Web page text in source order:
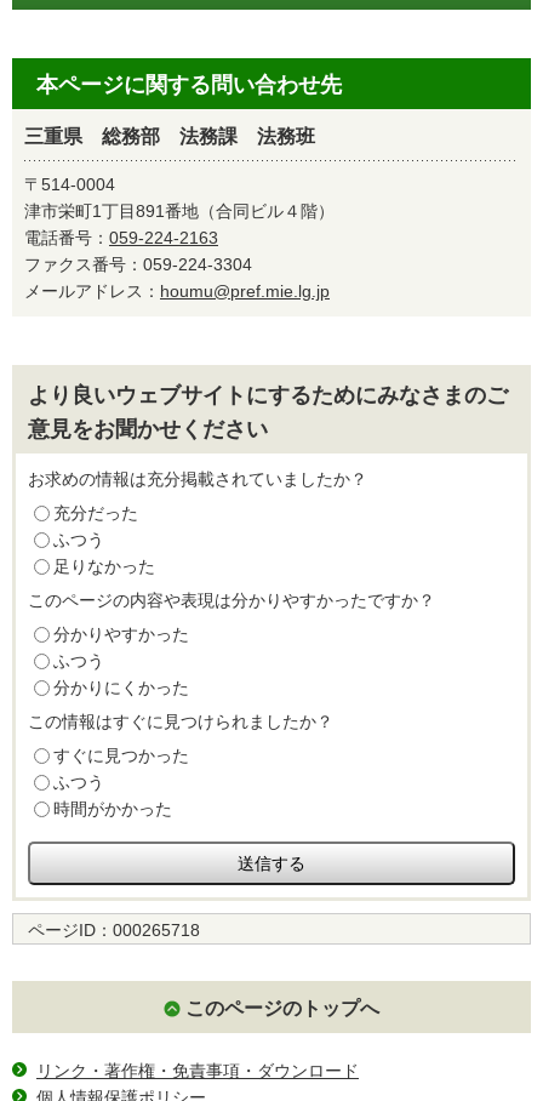
本ページに関する問い合わせ先
三重県 総務部 法務課 法務班
〒514-0004
津市栄町1丁目891番地（合同ビル４階）
電話番号： 059-224-2163
ファクス番号：059-224-3304
メールアドレス： houmu@pref.mie.lg.jp
より良いウェブサイトにするためにみなさまのご
意見をお聞かせください
お求めの情報は充分掲載されていましたか？
充分だった
ふつう
足りなかった
このページの内容や表現は分かりやすかったですか？
分かりやすかった
ふつう
分かりにくかった
この情報はすぐに見つけられましたか？
すぐに見つかった
ふつう
時間がかかった
ページID： 000265718
このページのトップへ
リンク・著作権・免責事項・ダウンロード